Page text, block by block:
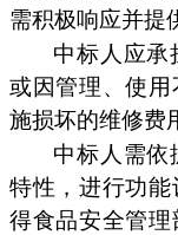
需积极响应并提
中标人应承
或因管理、使
施损坏的维修费
中标人需依
特性，进行功
得食品安全管